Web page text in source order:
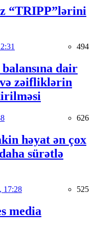
“TRIPP”lərini
494
dair
zəifliklərin
626
həyat ən çox
sürətlə
17:28 525
media